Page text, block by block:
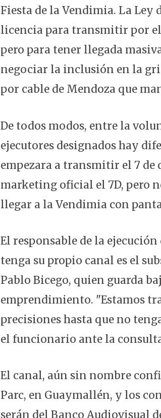
Fiesta de la Vendimia. La
licencia para transmitir por
pero para tener llegada
negociar la inclusión en la
por cable de Mendoza que
De todos modos, entre la
ejecutores designados hay
empezara a transmitir el 7 de
marketing oficial el 7D, pero
llegar a la Vendimia con
El responsable de la
tenga su propio canal es el
Pablo Bicego, quien guarda
emprendimiento. "Estamos
precisiones hasta que no
el funcionario ante la
El canal, aún sin nombre
Parc, en Guaymallén, y los
serán del Banco Audiovisual